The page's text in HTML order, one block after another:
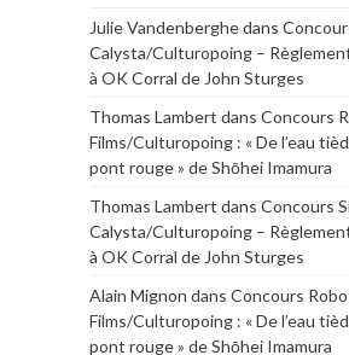
Julie Vandenberghedans
Calysta/Culturopoing –
à OK Corral de John Sturges
Thomas Lambert dans Concours
Films/Culturopoing : « De l’eau
pont rouge » de Shōhei Imamura
Thomas Lambert dans Concours
Calysta/Culturopoing –
à OK Corral de John Sturges
Alain Mignon dans Concours
Films/Culturopoing : « De l’eau
pont rouge » de Shōhei Imamura